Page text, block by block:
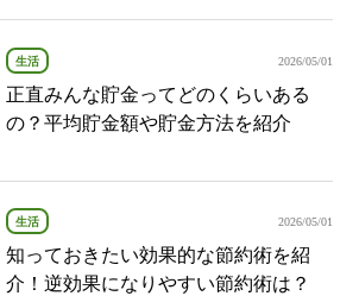
生活 2026/05/01
正直みんな貯金ってどのくらいある
の？平均貯金額や貯金方法を紹介
生活 2026/05/01
知っておきたい効果的な節約術を紹
介！逆効果になりやすい節約術は？